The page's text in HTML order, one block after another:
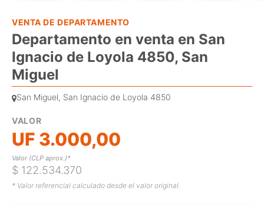
VENTA DE DEPARTAMENTO
Departamento en venta en San
Ignacio de Loyola 4850, San
Miguel
San Miguel, San Ignacio de Loyola 4850
VALOR
UF 3.000,00
Valor (CLP aprox.)*
$ 122.534.370
* Valor referencial calculado desde el valor original.